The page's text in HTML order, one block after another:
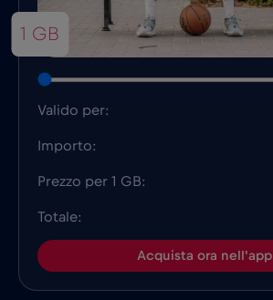
1 GB
Valido per:
Importo:
Prezzo per 1 GB:
Totale:
Acquista ora nell'app